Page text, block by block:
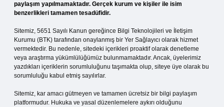
paylaşım yapılmamaktadır. Gerçek kurum ve kişiler ile isim
benzerlikleri tamamen tesadüfidir.
Sitemiz, 5651 Sayılı Kanun gereğince Bilgi Teknolojileri ve İletişim
Kurumu (BTK) tarafından onaylanmış bir Yer Sağlayıcı olarak hizmet
vermektedir. Bu nedenle, sitedeki içerikleri proaktif olarak denetleme
veya araştırma yükümlülüğümüz bulunmamaktadır. Ancak, üyelerimiz
yazdıkları içeriklerin sorumluluğunu taşımakta olup, siteye üye olarak bu
sorumluluğu kabul etmiş sayılırlar.
Sitemiz, kar amacı gütmeyen ve tamamen ücretsiz bir bilgi paylaşım
platformudur. Hukuka ve yasal düzenlemelere aykırı olduğunu